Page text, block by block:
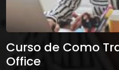
Curso de Como
Office